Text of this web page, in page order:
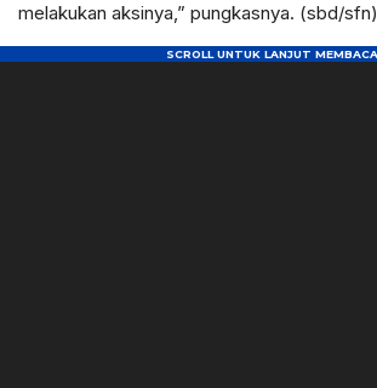
melakukan aksinya,” pungkasnya. (sbd/sfn)